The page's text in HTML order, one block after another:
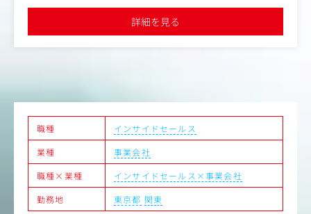
改善）
■1日の流れ
・09:00-10:00 朝会/当日の業務をTeam内ですり合わせ
■スキルの習得度合いによって、将来的に携わるチャンス
がある業務
Inside Salesからのスタートとなりますが、知識の習得度
合いに応じてゆくゆくは以下のような業務にも挑戦するチ
ャンスもございます
■アポインターとしてのマネジメント経験
・アルバイトのテレアポスタッフのマネジメント
・お客様との定例会を実施し、架電結果の報告や改善点の
●クライアントは、広告、食品、金融、IT、スポーツ、教育、不
動産などのナショナルクライアントが多いです
●社員の成長を応援し、成果に応じた報酬を提供しています。平
職種
インサイドセールス
業種
事業会社
職種×業種
インサイドセールス×事業会社
勤務地
東京都 関東